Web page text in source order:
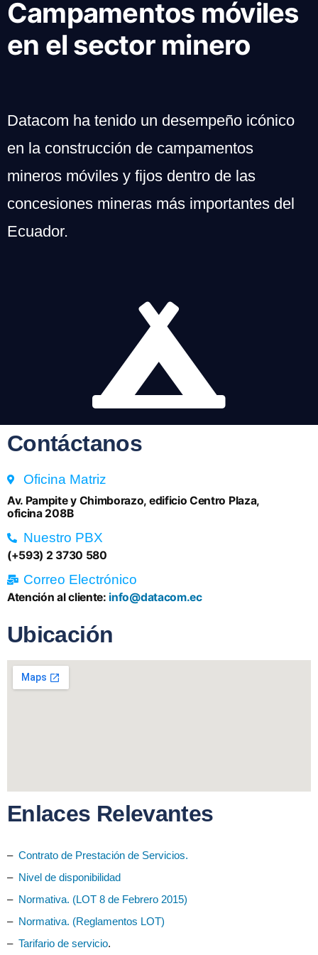
Campamentos móviles
en el sector minero
Datacom ha tenido un desempeño icónico
en la construcción de campamentos
mineros móviles y fijos dentro de las
concesiones mineras más importantes del
Ecuador.
Contáctanos
Oficina Matriz
Av. Pampite y Chimborazo, edificio Centro Plaza,
oficina 208B
Nuestro PBX
(+593) 2 3730 580
Correo Electrónico
Atención al cliente: info@datacom.ec
Ubicación
Enlaces Relevantes
– Contrato de Prestación de Servicios.
– Nivel de disponibilidad
– Normativa. (LOT 8 de Febrero 2015)
– Normativa. (Reglamentos LOT)
– Tarifario de servicio.